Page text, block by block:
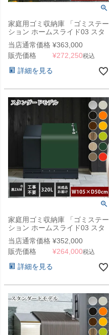
家庭用ゴミ収納庫 「ゴミステー
ション ホームスライド03 スタ
ンダードモデル オールステンレ
ス 320L」 （YHC）
当店通常価格 ¥363,000
販売価格
¥272,250税込
詳細を見る
家庭用ゴミ収納庫 「ゴミステー
ション ホームスライド03 スタ
ンダードモデル 黒ZAM 320L」
（YHC）
当店通常価格 ¥352,000
販売価格
¥264,000税込
詳細を見る